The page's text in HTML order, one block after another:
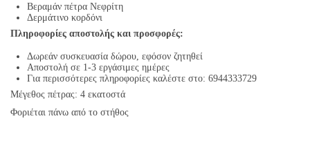
Βεραμάν πέτρα Νεφρίτη
Δερμάτινο κορδόνι
Πληροφορίες αποστολής και προσφορές:
Δωρεάν συσκευασία δώρου, εφόσον ζητηθεί
Αποστολή σε 1-3 εργάσιμες ημέρες
Για περισσότερες πληροφορίες καλέστε στο: 6944333729
Μέγεθος πέτρας: 4 εκατοστά
Φοριέται πάνω από το στήθος